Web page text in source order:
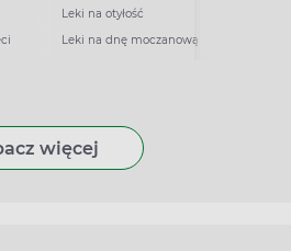
Leki na otyłość
Leki na dnę moczanową
więcej